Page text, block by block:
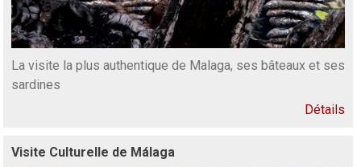
La visite la plus authentique de Malaga, ses bâteaux et ses
sardines
Détails
Visite Culturelle de Málaga